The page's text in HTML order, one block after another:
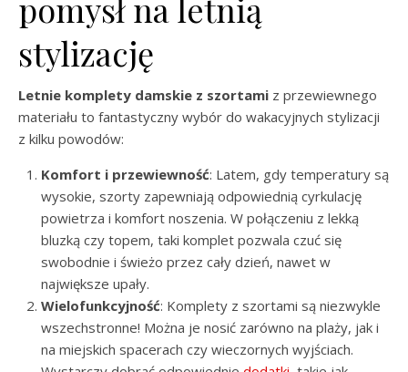
pomysł na letnią
stylizację
Letnie komplety damskie z szortami z przewiewnego
materiału to fantastyczny wybór do wakacyjnych stylizacji
z kilku powodów:
Komfort i przewiewność: Latem, gdy temperatury są
wysokie, szorty zapewniają odpowiednią cyrkulację
powietrza i komfort noszenia. W połączeniu z lekką
bluzką czy topem, taki komplet pozwala czuć się
swobodnie i świeżo przez cały dzień, nawet w
największe upały.
Wielofunkcyjność: Komplety z szortami są niezwykle
wszechstronne! Można je nosić zarówno na plaży, jak i
na miejskich spacerach czy wieczornych wyjściach.